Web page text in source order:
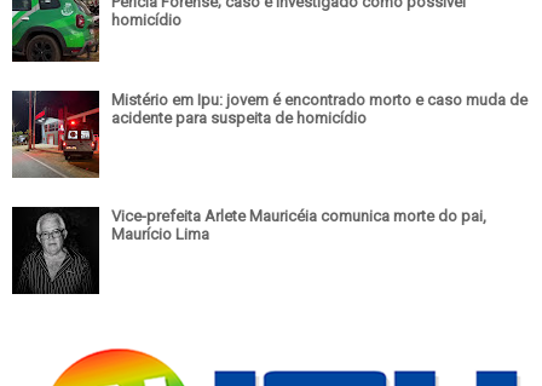
homicídio
Mistério em Ipu: jovem é encontrado morto e caso muda de
acidente para suspeita de homicídio
Vice-prefeita Arlete Mauricéia comunica morte do pai,
Maurício Lima